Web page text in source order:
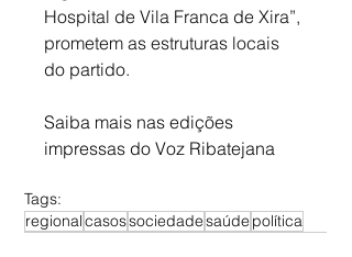
Hospital de Vila Franca de Xira”,
prometem as estruturas locais
do partido.
Saiba mais nas edições
impressas do Voz Ribatejana
Tags:
regionalcasossociedadesaúde política